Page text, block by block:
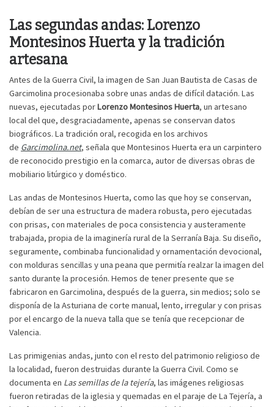
Las segundas andas: Lorenzo
Montesinos Huerta y la tradición
artesana
Antes de la Guerra Civil, la imagen de San Juan Bautista de Casas de
Garcimolina procesionaba sobre unas andas de difícil datación. Las
nuevas, ejecutadas porLorenzo Montesinos Huerta, un artesano
local del que, desgraciadamente, apenas se conservan datos
biográficos. La tradición oral, recogida en los archivos
de Garcimolina.net, señala que Montesinos Huerta era un carpintero
de reconocido prestigio en la comarca, autor de diversas obras de
mobiliario litúrgico y doméstico.
Las andas de Montesinos Huerta, como las que hoy se conservan,
debían de ser una estructura de madera robusta, pero ejecutadas
con prisas, con materiales de poca consistencia y austeramente
trabajada, propia de la imaginería rural de la Serranía Baja. Su diseño,
seguramente, combinaba funcionalidad y ornamentación devocional,
con molduras sencillas y una peana que permitía realzar la imagen del
santo durante la procesión. Hemos de tener presente que se
fabricaron en Garcimolina, después de la guerra, sin medios; solo se
disponía de la Asturiana de corte manual, lento, irregular y con prisas
por el encargo de la nueva talla que se tenía que recepcionar de
Valencia.
Las primigenias andas, junto con el resto del patrimonio religioso de
la localidad, fueron destruidas durante la Guerra Civil. Como se
documenta en Las semillas de la tejería, las imágenes religiosas
fueron retiradas de la iglesia y quemadas en el paraje de La Tejería, a